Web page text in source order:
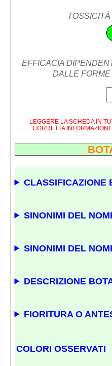
EFFICACIA
DALLE
LEGGERE LA SCHEDA IN
CORRETTA
CLASSIFICAZIONE
SINONIMI DEL
SINONIMI DEL
DESCRIZIONE
FIORITURA O
COLORI OSSERVATI